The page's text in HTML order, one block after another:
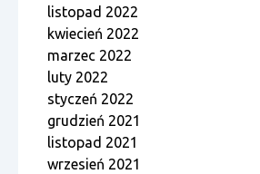
listopad 2022
kwiecień 2022
marzec 2022
luty 2022
styczeń 2022
grudzień 2021
listopad 2021
wrzesień 2021